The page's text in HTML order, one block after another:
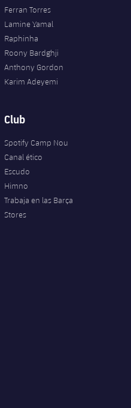
Ferran Torres
Lamine Yamal
Raphinha
Roony Bardghji
Anthony Gordon
Karim Adeyemi
Club
Spotify Camp Nou
Canal ético
Escudo
Himno
Trabaja en las Barça
Stores